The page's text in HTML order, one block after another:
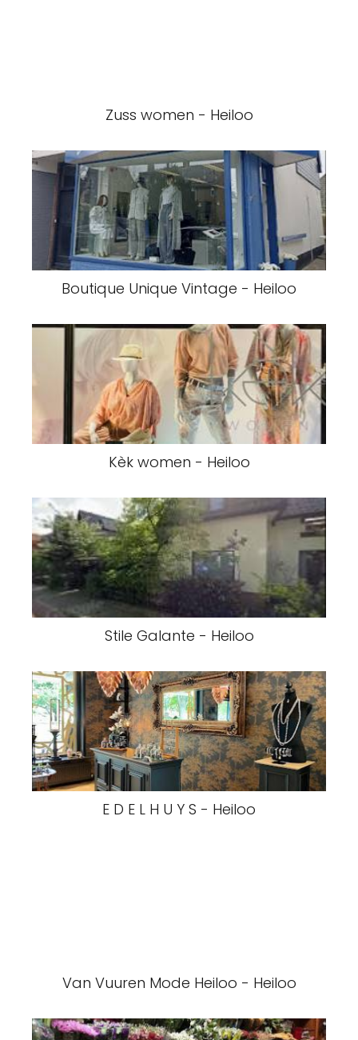
Zuss women - Heiloo
Boutique Unique Vintage - Heiloo
Kèk women - Heiloo
Stile Galante - Heiloo
E D E L H U Y S - Heiloo
Van Vuuren Mode Heiloo - Heiloo